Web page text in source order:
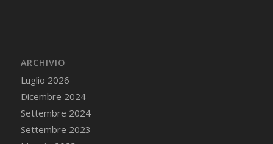
ARCHIVIO
Luglio 2026
Dicembre 2024
Settembre 2024
Settembre 2023